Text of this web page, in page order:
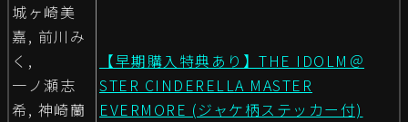
城ヶ崎美
嘉, 前川み
く,
一ノ瀬志
希, 神崎蘭
【早期購入特典あり】THE IDOLM＠
STER CINDERELLA MASTER
EVERMORE (ジャケ柄ステッカー付)